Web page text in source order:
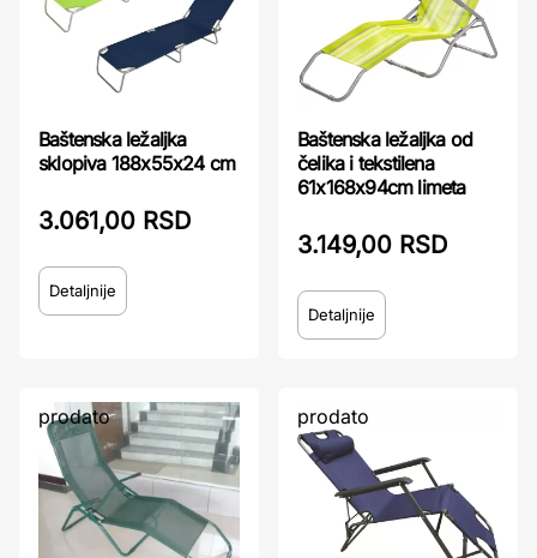
Baštenska ležaljka
sklopiva 188x55x24 cm
3.061,00 RSD
Detaljnije
Baštenska ležaljka od
čelika i tekstilena
61x168x94cm limeta
3.149,00 RSD
Detaljnije
prodato prodato